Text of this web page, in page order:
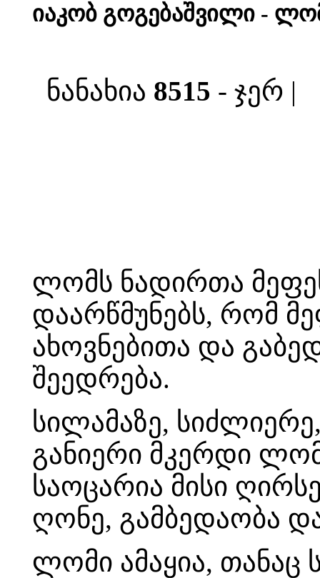
იაკობ გოგებაშვილი -
ნანახია 8515 - ჯერ |
ლომს ნადირთა მეფეს
დაარწმუნებს, რომ
ახოვნებითა და
შეედრება.
სილამაზე,
განიერი მკერდი
საოცარია მისი
ღონე, გამბედაობა
ლომი ამაყია, თანაც